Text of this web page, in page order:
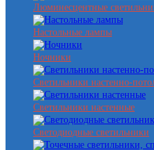
Люминесцентные
Настольные лампы
Ночники
Светильники настенно-
Светильники настенные
Светодиодные светильники